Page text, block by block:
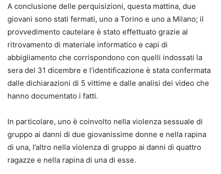
A conclusione delle perquisizioni, questa mattina, due
giovani sono stati fermati, uno a Torino e uno a Milano; il
provvedimento cautelare è stato effettuato grazie al
ritrovamento di materiale informatico e capi di
abbigliamento che corrispondono con quelli indossati la
sera del 31 dicembre e l’identificazione è stata confermata
dalle dichiarazioni di 5 vittime e dalle analisi dei video che
hanno documentato i fatti.
In particolare, uno è coinvolto nella violenza sessuale di
gruppo ai danni di due giovanissime donne e nella rapina
di una, l’altro nella violenza di gruppo ai danni di quattro
ragazze e nella rapina di una di esse.